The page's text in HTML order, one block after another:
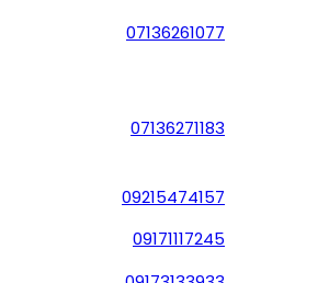
07136261077
07136271183
09215474157
09171117245